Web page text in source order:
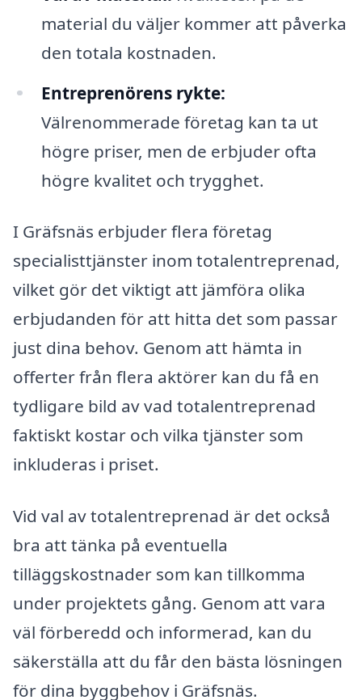
material du väljer kommer att påverka
den totala kostnaden.
Entreprenörens rykte:
Välrenommerade företag kan ta ut
högre priser, men de erbjuder ofta
högre kvalitet och trygghet.
I Gräfsnäs erbjuder flera företag
specialisttjänster inom totalentreprenad,
vilket gör det viktigt att jämföra olika
erbjudanden för att hitta det som passar
just dina behov. Genom att hämta in
offerter från flera aktörer kan du få en
tydligare bild av vad totalentreprenad
faktiskt kostar och vilka tjänster som
inkluderas i priset.
Vid val av totalentreprenad är det också
bra att tänka på eventuella
tilläggskostnader som kan tillkomma
under projektets gång. Genom att vara
väl förberedd och informerad, kan du
säkerställa att du får den bästa lösningen
för dina byggbehov i Gräfsnäs.